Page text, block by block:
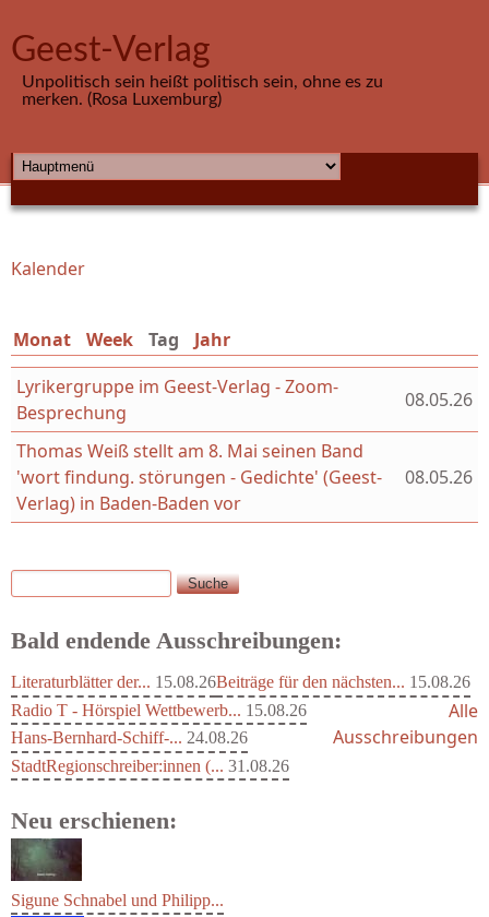
Geest-Verlag
Unpolitisch sein heißt politisch sein, ohne es zu
merken. (Rosa Luxemburg)
HAUPTMENÜ
Sie sind hier
Kalender
Monat Week Tag (aktiver Reiter)
Jahr
Lyrikergruppe im Geest-Verlag - Zoom-
Besprechung
08.05.26
Thomas Weiß stellt am 8. Mai seinen Band
'wort findung. störungen - Gedichte' (Geest-
Verlag) in Baden-Baden vor
08.05.26
Suchformular
Suche
Bald endende Ausschreibungen:
Literaturblätter der... 15.08.26Beiträge für den nächsten... 15.08.26
Radio T - Hörspiel Wettbewerb... 15.08.26
Hans-Bernhard-Schiff-... 24.08.26
StadtRegionschreiber:innen (... 31.08.26
Alle
Ausschreibungen
Neu erschienen: